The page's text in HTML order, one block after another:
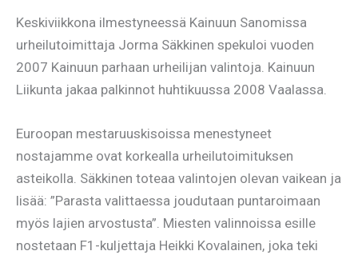
Keskiviikkona ilmestyneessä Kainuun Sanomissa
urheilutoimittaja Jorma Säkkinen spekuloi vuoden
2007 Kainuun parhaan urheilijan valintoja. Kainuun
Liikunta jakaa palkinnot huhtikuussa 2008 Vaalassa.
Euroopan mestaruuskisoissa menestyneet
nostajamme ovat korkealla urheilutoimituksen
asteikolla. Säkkinen toteaa valintojen olevan vaikean ja
lisää: ”Parasta valittaessa joudutaan puntaroimaan
myös lajien arvostusta”. Miesten valinnoissa esille
nostetaan F1-kuljettaja Heikki Kovalainen, joka teki